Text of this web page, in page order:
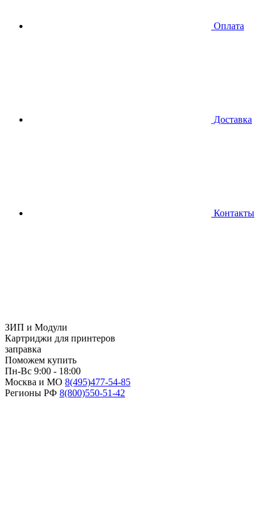
Оплата
Доставка
Контакты
ЗИП и Модули
Картриджи для принтеров
заправка
Поможем купить
Пн-Вс 9:00 - 18:00
Москва и МО 8(495)477-54-85
Регионы РФ 8(800)550-51-42